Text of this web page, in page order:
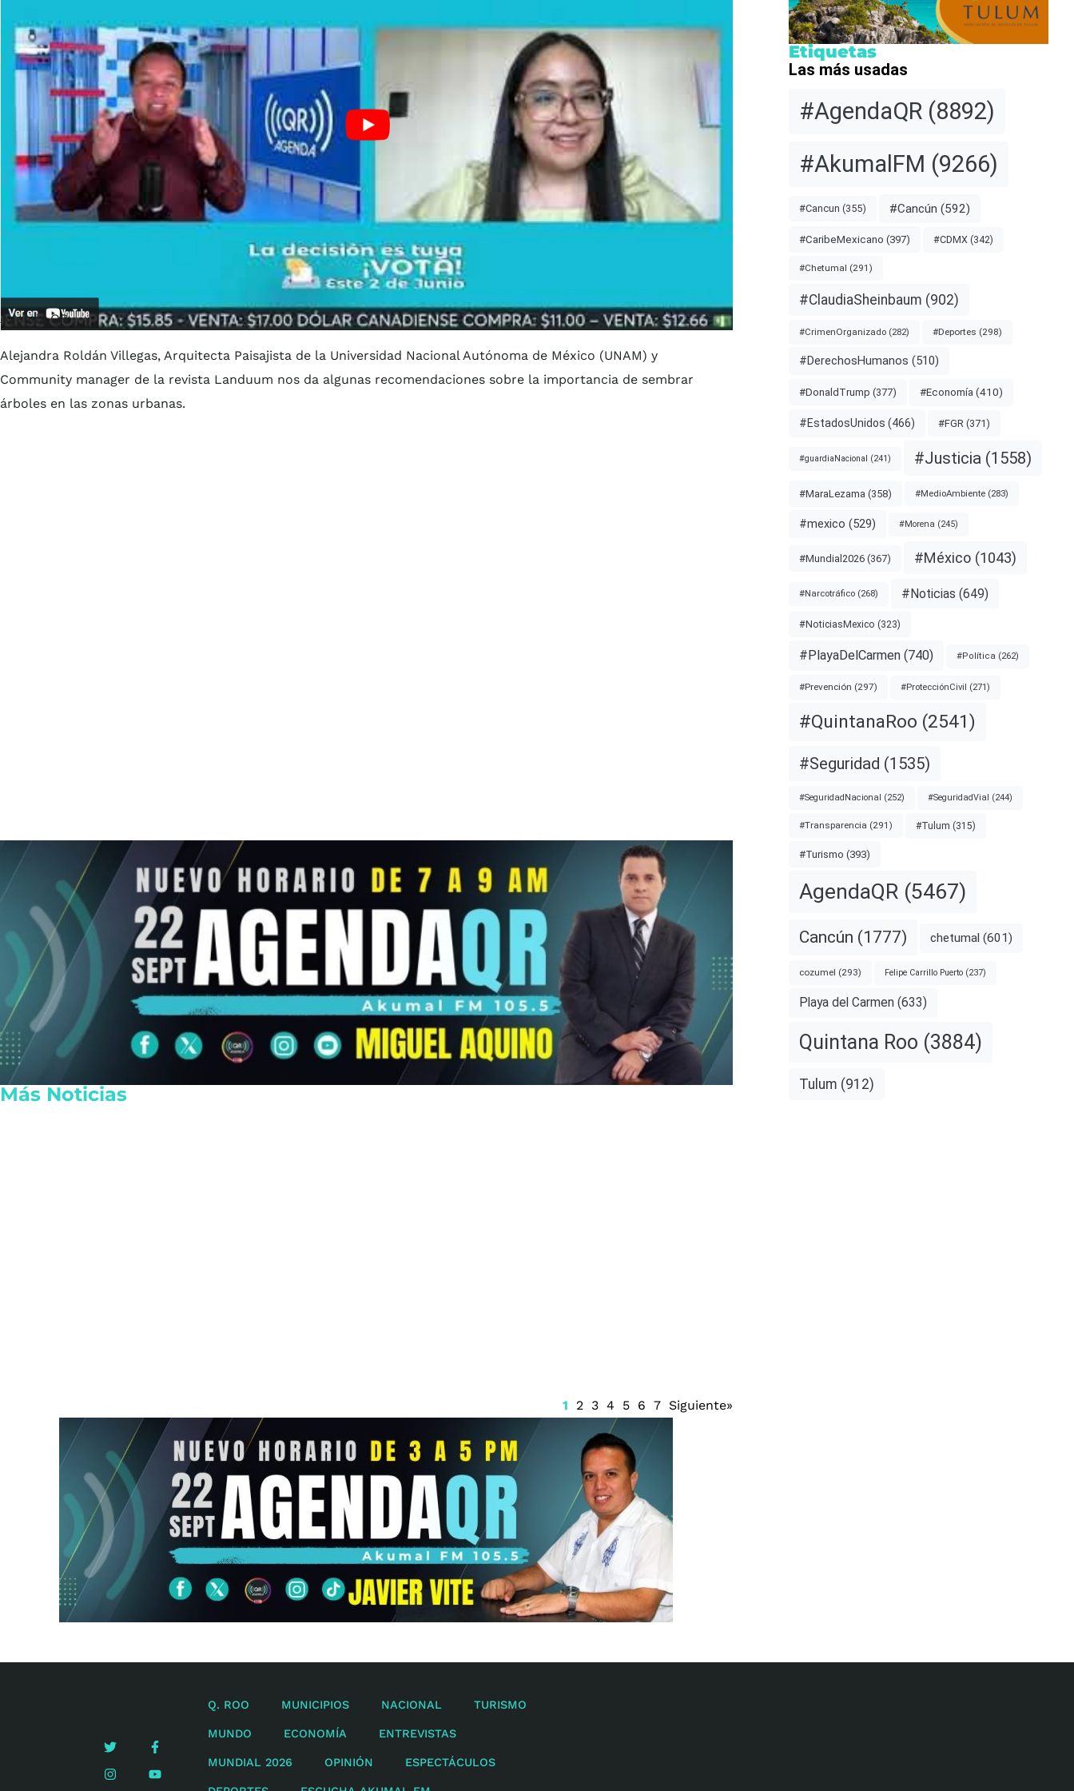
Agenda QR
Alejandra Roldán Villegas, Arquitecta Paisajista de la Universidad Nacional Autónoma de México (UNAM) y
Community manager de la revista Landuum nos da algunas recomendaciones sobre la importancia de sembrar
árboles en las zonas urbanas.
Más Noticias
1 2 3 4 5 6 7 Siguiente»
Etiquetas
Las más usadas
#AgendaQR(8892)
#AkumalFM (9266)
#Cancun (355) #Cancún (592)
#CaribeMexicano (397) #CDMX(342)
#Chetumal (291)
#ClaudiaSheinbaum (902)
#CrimenOrganizado(282) #Deportes (298)
#DerechosHumanos (510)
#DonaldTrump (377) #Economía (410)
#EstadosUnidos (466) #FGR (371)
#guardiaNacional (241) #Justicia (1558)
#MaraLezama (358) #MedioAmbiente(283)
#mexico (529) #Morena (245)
#Mundial2026(367) #México(1043)
#Narcotráfico(268) #Noticias (649)
#NoticiasMexico (323)
#PlayaDelCarmen(740) #Política (262)
#Prevención (297) #ProtecciónCivil (271)
#QuintanaRoo (2541)
#Seguridad (1535)
#SeguridadNacional (252) #SeguridadVial (244)
#Transparencia (291) #Tulum (315)
#Turismo (393)
AgendaQR(5467)
Cancún (1777) chetumal (601)
cozumel (293) Felipe Carrillo Puerto(237)
Playa del Carmen (633)
Quintana Roo (3884)
Tulum (912)
Q. ROO MUNICIPIOS NACIONAL TURISMO
MUNDO ECONOMÍA ENTREVISTAS
MUNDIAL 2026 OPINIÓN ESPECTÁCULOS